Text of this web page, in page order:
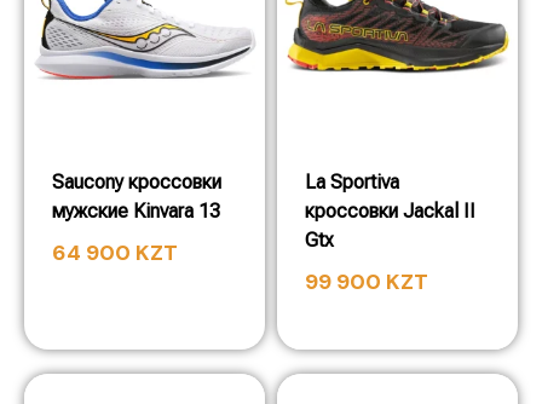
Saucony кроссовки
мужские Kinvara 13
64 900 KZT
La Sportiva
кроссовки Jackal II
Gtx
99 900 KZT